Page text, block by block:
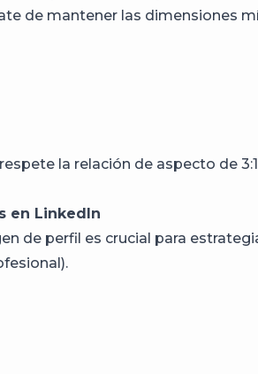
de mantener las dimensiones
la relación de aspecto de 3:1
en LinkedIn
de perfil es crucial para